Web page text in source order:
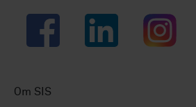
Facebook LinkedIn Instagram
Om SIS